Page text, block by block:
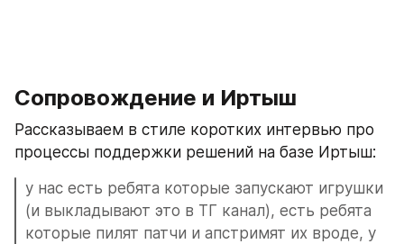
Сопровождение и Иртыш
Рассказываем в стиле коротких интервью про
процессы поддержки решений на базе Иртыш:
у нас есть ребята которые запускают игрушки
(и выкладывают это в ТГ канал), есть ребята
которые пилят патчи и апстримят их вроде, у